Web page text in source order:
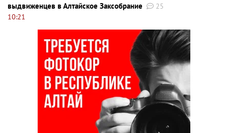
выдвиженцев в Алтайское Заксобрание
25
10:21